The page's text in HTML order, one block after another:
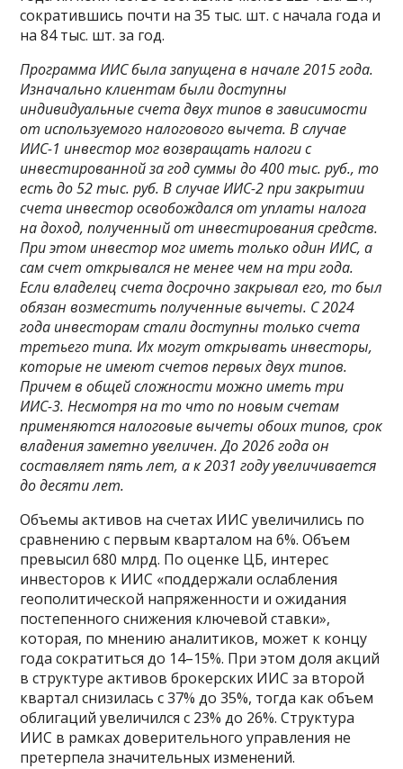
сократившись почти на 35 тыс. шт. с начала года и
на 84 тыс. шт. за год.
Программа ИИС была запущена в начале 2015 года.
Изначально клиентам были доступны
индивидуальные счета двух типов в зависимости
от используемого налогового вычета. В случае
ИИС-1 инвестор мог возвращать налоги с
инвестированной за год суммы до 400 тыс. руб., то
есть до 52 тыс. руб. В случае ИИС-2 при закрытии
счета инвестор освобождался от уплаты налога
на доход, полученный от инвестирования средств.
При этом инвестор мог иметь только один ИИС, а
сам счет открывался не менее чем на три года.
Если владелец счета досрочно закрывал его, то был
обязан возместить полученные вычеты. С 2024
года инвесторам стали доступны только счета
третьего типа. Их могут открывать инвесторы,
которые не имеют счетов первых двух типов.
Причем в общей сложности можно иметь три
ИИС-3. Несмотря на то что по новым счетам
применяются налоговые вычеты обоих типов, срок
владения заметно увеличен. До 2026 года он
составляет пять лет, а к 2031 году увеличивается
до десяти лет.
Объемы активов на счетах ИИС увеличились по
сравнению с первым кварталом на 6%. Объем
превысил 680 млрд. По оценке ЦБ, интерес
инвесторов к ИИС «поддержали ослабления
геополитической напряженности и ожидания
постепенного снижения ключевой ставки»,
которая, по мнению аналитиков, может к концу
года сократиться до 14–15%. При этом доля акций
в структуре активов брокерских ИИС за второй
квартал снизилась с 37% до 35%, тогда как объем
облигаций увеличился с 23% до 26%. Структура
ИИС в рамках доверительного управления не
претерпела значительных изменений.